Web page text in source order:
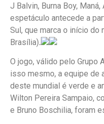
J Balvin, Burna Boy,
espetáculo antecede a
Sul, que marca o início do
Brasília).
O jogo, válido pelo Grupo
isso mesmo, a equipe de
deste mundial é verde e
Wilton Pereira Sampaio,
e Bruno Boschilia, foram